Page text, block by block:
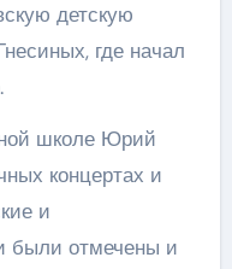
детскую
где начал
школе Юрий
концертах и
и
были отмечены и